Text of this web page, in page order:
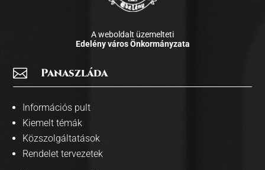
A weboldalt üzemelteti
Edelény város Önkormányzata
 Panaszláda
Információs pult
Kiemelt témák
Közszolgáltatások
Rendelet tervezetek